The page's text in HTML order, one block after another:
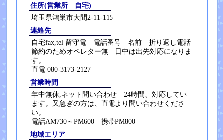
住所(営業所 自宅)
埼玉県鴻巣市大間2-11-115
連絡先
自宅fax,tel 留守電 電話番号 名前 折り返し電話
節約のためオペレター無 日中は出先対応になりま
す。
直電 080-3173-2127
営業時間
年中無休,ネット問い合わせ 24時間、対応してい
ます。又急ぎの方は、直電より問い合わせくださ
い。
電話AM730～PM600 携帯PM800
地域エリア